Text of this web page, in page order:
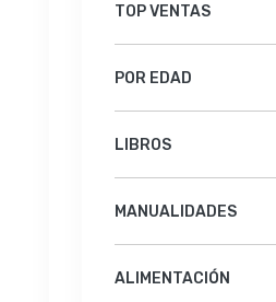
TOP VENTAS
POR EDAD
LIBROS
MANUALIDADES
ALIMENTACIÓN